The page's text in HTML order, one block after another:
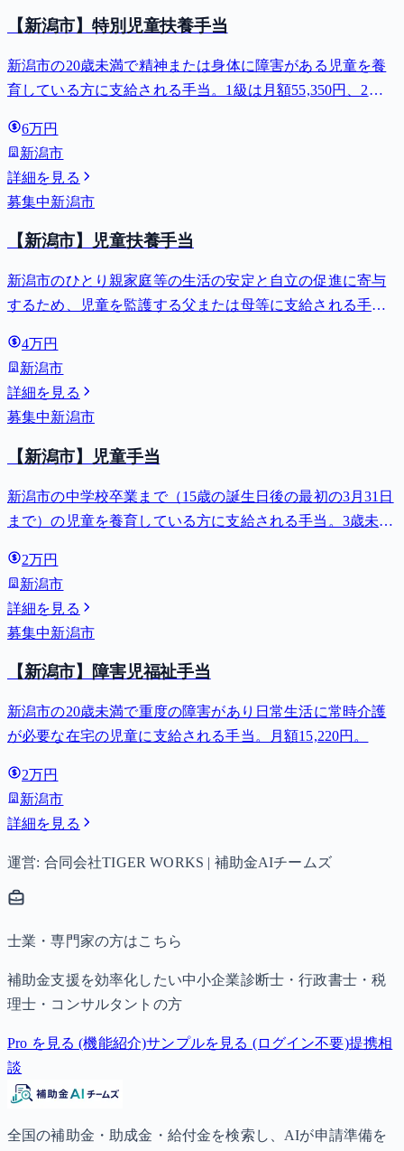
【新潟市】特別児童扶養手当
新潟市の20歳未満で精神または身体に障害がある児童を養
育している方に支給される手当。1級は月額55,350円、2級
6万円
新潟市
詳細を見る
募集中新潟市
【新潟市】児童扶養手当
新潟市のひとり親家庭等の生活の安定と自立の促進に寄与
するため、児童を監護する父または母等に支給される手
4万円
新潟市
詳細を見る
募集中新潟市
【新潟市】児童手当
新潟市の中学校卒業まで（15歳の誕生日後の最初の3月31日
まで）の児童を養育している方に支給される手当。3歳未満
子以降は15,000円）、中学生は月額10,000円。
2万円
新潟市
詳細を見る
募集中新潟市
【新潟市】障害児福祉手当
新潟市の20歳未満で重度の障害があり日常生活に常時介護
が必要な在宅の児童に支給される手当。月額15,220円。
2万円
新潟市
詳細を見る
運営: 合同会社TIGER WORKS | 補助金AIチームズ
士業・専門家の方はこちら
補助金支援を効率化したい中小企業診断士・行政書士・税
理士・コンサルタントの方
Pro を見る (機能紹介)サンプルを見る (ログイン不要)提携相
談
全国の補助金・助成金・給付金を検索し、AIが申請準備を